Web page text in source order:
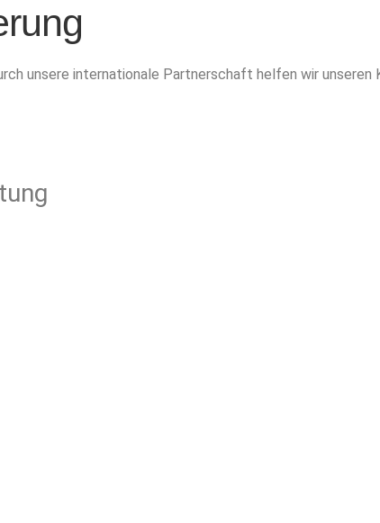
unsere internationale Partnerschaft helfen wir